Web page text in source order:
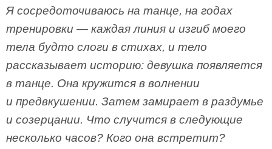
Я сосредоточиваюсь на танце, на годах
тренировки — каждая линия и изгиб моего
тела будто слоги в стихах, и тело
рассказывает историю: девушка появляется
в танце. Она кружится в волнении
и предвкушении. Затем замирает в раздумье
и созерцании. Что случится в следующие
несколько часов? Кого она встретит?